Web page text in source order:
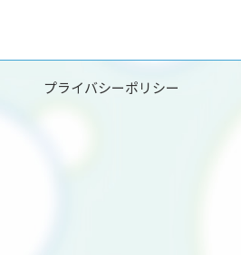
プライバシーポリシー